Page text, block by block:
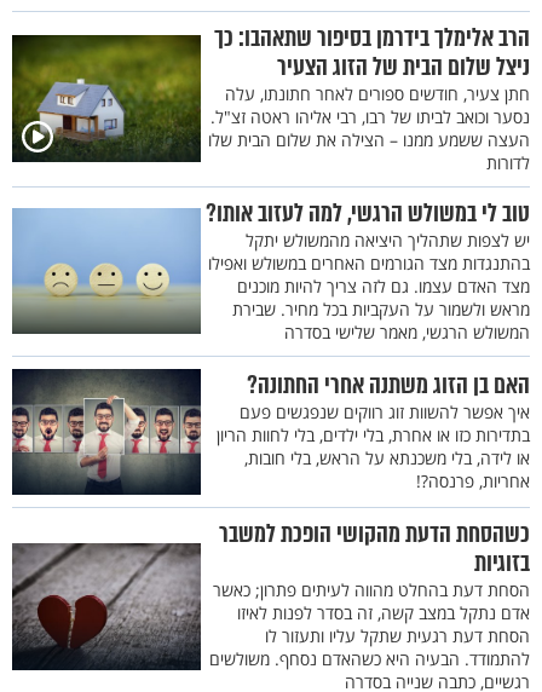
הרב אלימלך בידרמן בסיפור שתאהבו: כך
ניצל שלום הבית של הזוג הצעיר
חתן צעיר, חודשים ספורים לאחר חתונתו, עלה
נסער וכואב לביתו של רבו, רבי אליהו ראטה זצ"ל.
העצה ששמע ממנו – הצילה את שלום הבית שלו
לדורות
טוב לי במשולש הרגשי, למה לעזוב אותו?
יש לצפות שתהליך היציאה מהמשולש יתקל
בהתנגדות מצד הגורמים האחרים במשולש ואפילו
מצד האדם עצמו. גם לזה צריך להיות מוכנים
מראש ולשמור על העקביות בכל מחיר. שבירת
המשולש הרגשי, מאמר שלישי בסדרה
האם בן הזוג משתנה אחרי החתונה?
איך אפשר להשוות זוג רווקים שנפגשים פעם
בתדירות כזו או אחרת, בלי ילדים, בלי לחוות הריון
או לידה, בלי משכנתא על הראש, בלי חובות,
אחריות, פרנסה?!
כשהסחת הדעת מהקושי הופכת למשבר
בזוגיות
הסחת דעת בהחלט מהווה לעיתים פתרון; כאשר
אדם נתקל במצב קשה, זה בסדר לפנות לאיזו
הסחת דעת רגעית שתקל עליו ותעזור לו
להתמודד. הבעיה היא כשהאדם נסחף. משולשים
רגשיים, כתבה שנייה בסדרה